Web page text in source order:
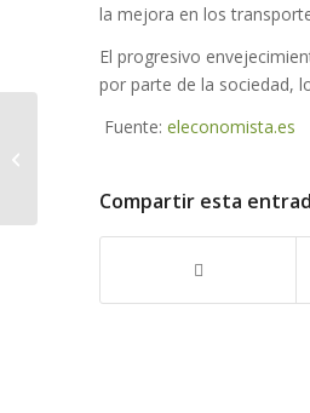
la mejora en los
El progresivo
por parte de la sociedad,
Fuente: eleconomista.es
Compartir esta
Wolfram Alpha ya
matemáticas mediante